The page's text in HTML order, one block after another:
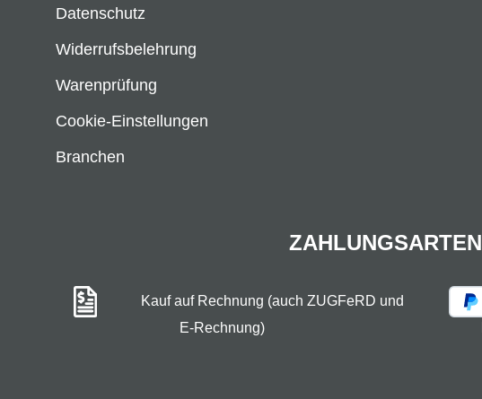
Datenschutz
Widerrufsbelehrung
Warenprüfung
Cookie-Einstellungen
Branchen
ZAHLUNGSARTEN
Kauf auf Rechnung (auch ZUGFeRD und
E-Rechnung)